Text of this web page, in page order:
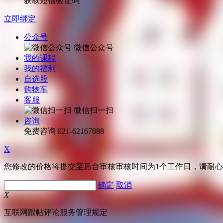
立即绑定
公众号
微信公众号
我的课程
我的福利
自选股
购物车
客服
微信扫一扫
咨询
免费咨询 021-62167888
X
您修改的价格将提交至后台审核审核时间为1个工作日，请耐
确定 取消
X
互联网跟帖评论服务管理规定